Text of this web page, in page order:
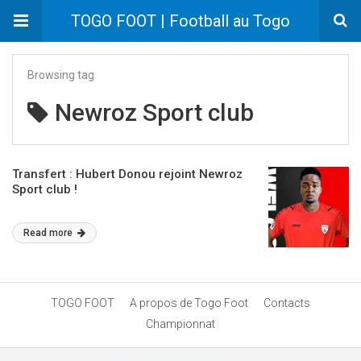
TOGO FOOT | Football au Togo
Browsing tag
Newroz Sport club
Transfert : Hubert Donou rejoint Newroz
Sport club !
Read more
TOGO FOOT A propos de Togo Foot
Contacts
Championnat